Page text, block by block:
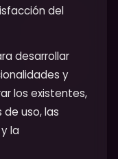
del
desarrollar
y
los existentes,
uso, las
la